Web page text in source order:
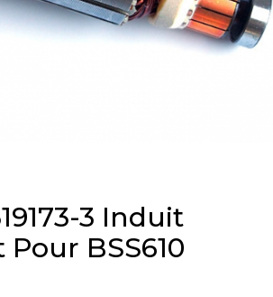
3 Induit
BSS610